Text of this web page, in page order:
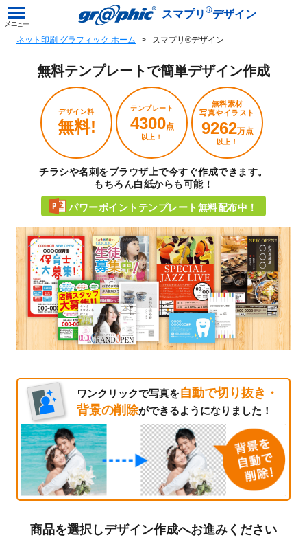
スマプリ ®デザイン
ネット印刷 グラフィック ホーム スマプリ®デザイン
無料テンプレートで簡単デザイン作成
デザイン料
無料!
テンプレート
4300点
以上！
無料素材
写真やイラスト
9262万点
以上！
チラシや名刺をブラウザ上で今すぐ作成できます。
もちろん白紙からも可能！
パワーポイントテンプレート無料配布中！
ワンクリックで写真を自動で切り抜き・
背景の削除ができるようになりました！
商品を選択しデザイン作成へお進みください